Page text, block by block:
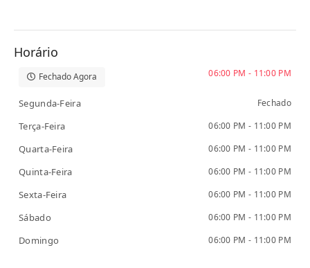
Horário
Fechado Agora 06:00 PM - 11:00 PM
Segunda-Feira Fechado
Terça-Feira 06:00 PM - 11:00 PM
Quarta-Feira 06:00 PM - 11:00 PM
Quinta-Feira 06:00 PM - 11:00 PM
Sexta-Feira 06:00 PM - 11:00 PM
Sábado 06:00 PM - 11:00 PM
Domingo 06:00 PM - 11:00 PM